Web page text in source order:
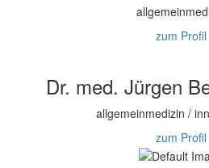
zum Profil
Dr. med. Jürgen
allgemeinmedizin /
zum Profil